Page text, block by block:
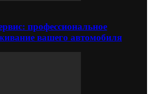
профессиональное
вашего автомобиля